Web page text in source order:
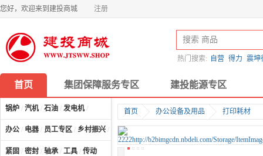
您好，欢迎来到建投商城 注册
热门搜索: 自营 得力 震坤
首页 集团保障服务专区 建投能源专区
锅炉 / 汽机/ 石油 / 发电机/
办公 / 电器 / 员工专区 / 乡村振兴 / 计算机及配件
紧固 / 密封 / 轴承 / 工具 / 传动
首页 办公设备及用品 打印耗材